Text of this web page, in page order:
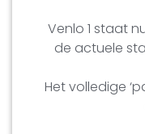
Venlo 1 staat
de actuele
Het volledige